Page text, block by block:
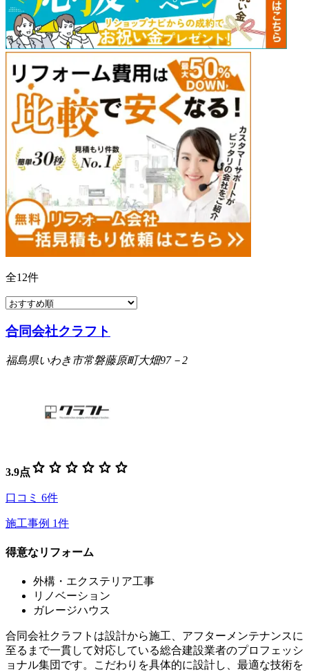
全12件
合同会社クラフト
福島県いわき市常磐藤原町大畑97－2
3.9点 star star star star star star
口コミ 6件
施工事例 1件
得意なリフォーム
外構・エクステリア工事
リノベーション
ガレージハウス
合同会社クラフトは設計から施工、アフターメンテナンスに
至るまで一貫して対応している総合建設業者のプロフェッシ
ョナル集団です。こだわりを具体的に設計し、最適な技術を